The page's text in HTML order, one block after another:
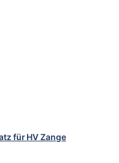
für HV Zange